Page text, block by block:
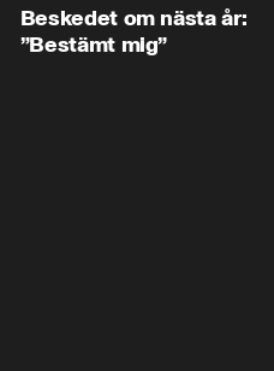
Beskedet om nästa år:
”Bestämt mig”